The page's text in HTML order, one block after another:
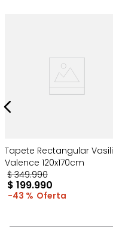
Tapete Rectangular Vasili
Valence 120x170cm
$ 349.990
$ 199.990
43 %